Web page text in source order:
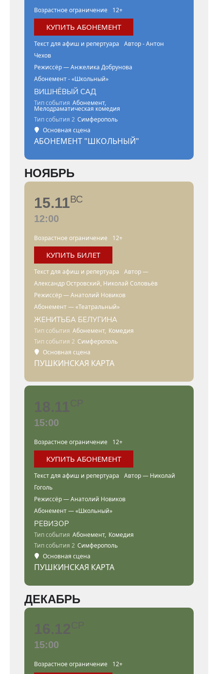
Возрастное ограничение 12+
КУПИТЬ АБОНЕМЕНТ
Текст для афиш и репертуара
Автор - Антон
Чехов
Режиссёр — Анжелика Добрунова
Абонемент - «Школьный»
ВИШНЁВЫЙ САД
Тип события Абонемент,
Мелодраматическая комедия
Тип события 2 Симферополь
Основная сцена
АБОНЕМЕНТ "ШКОЛЬНЫЙ"
НОЯБРЬ
15.11ВС
12:00
Возрастное ограничение 12+
КУПИТЬ БИЛЕТ
Текст для афиш и репертуара
Автор —
Александр Островский, Николай Соловьёв
Режиссёр — Анатолий Новиков
Абонемент — «Театральный»
ЖЕНИТЬБА БЕЛУГИНА
Тип события Абонемент, Комедия
Тип события 2 Симферополь
Основная сцена
ПУШКИНСКАЯ КАРТА
18.11СР
15:00
Возрастное ограничение 12+
КУПИТЬ АБОНЕМЕНТ
Текст для афиш и репертуара
Автор — Николай
Гоголь
Режиссёр — Анатолий Новиков
Абонемент — «Школьный»
РЕВИЗОР
Тип события Абонемент, Комедия
Тип события 2 Симферополь
Основная сцена
ПУШКИНСКАЯ КАРТА
ДЕКАБРЬ
16.12СР
15:00
Возрастное ограничение 12+